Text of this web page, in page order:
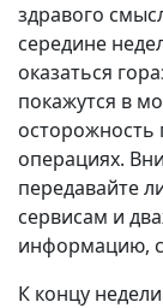
здравого
середине
оказаться
покажутся в
операциях.
передавайте
сервисам и
информацию,
К концу